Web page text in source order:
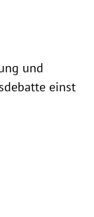
und
einst